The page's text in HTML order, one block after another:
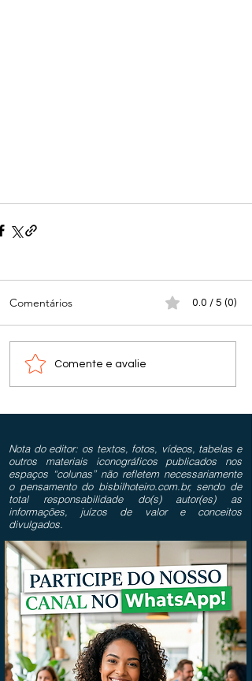
Comentários 0.0 / 5 (0)
Comente e avalie
Nota do editor: os textos, fotos, vídeos, tabelas e
outros materiais iconográficos publicados nos
espaços “colunas” não refletem necessariamente
o pensamento do bisbilhoteiro.com.br, sendo de
total responsabilidade do(s) autor(es) as
informações, juízos de valor e conceitos
divulgados.